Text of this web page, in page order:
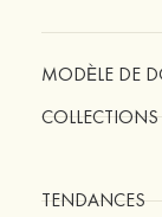
MODÈLE DE
COLLECTIONS
TENDANCES